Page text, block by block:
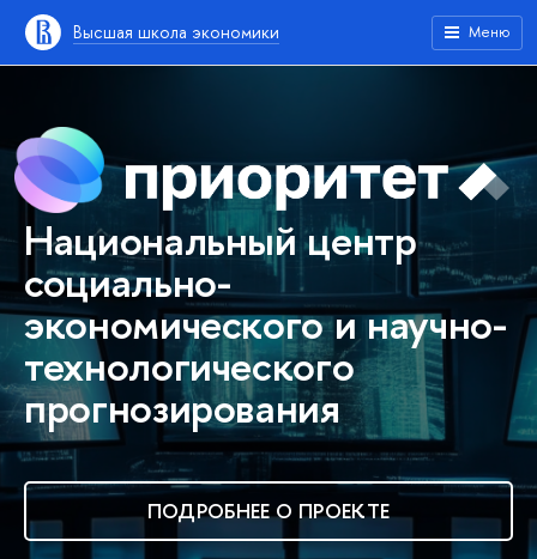
Высшая школа экономики Меню
Национальный центр
социально-
экономического и научно-
технологического
прогнозирования
ПОДРОБНЕЕ О ПРОЕКТЕ